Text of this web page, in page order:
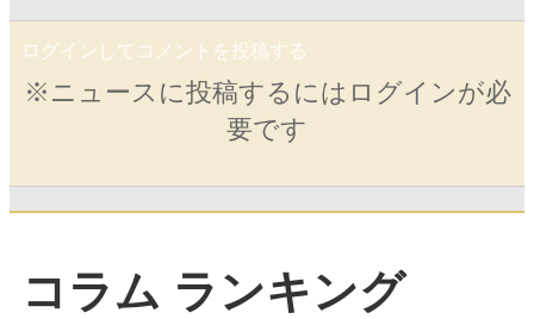
ログインしてコメントを投稿する
※ニュースに投稿するにはログインが必
要です
コラム ランキング